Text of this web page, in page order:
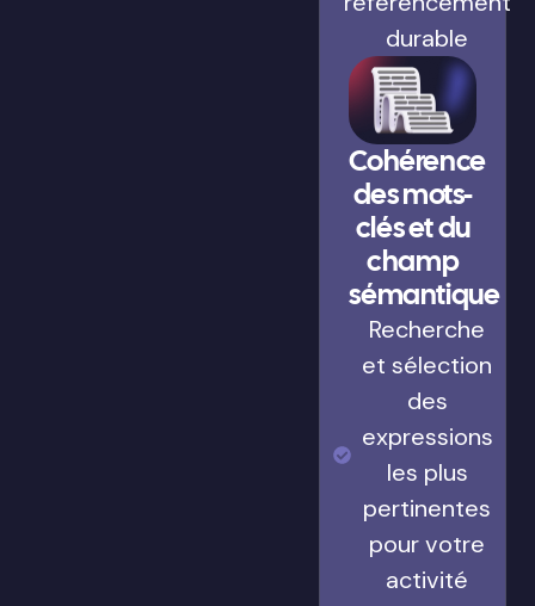
durable
Cohérence
des mots-
clés et du
champ
sémantique
Recherche
et sélection
des
expressions
les plus
pertinentes
pour votre
activité